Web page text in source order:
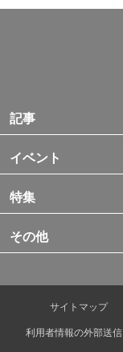
記事
イベント
特集
その他
サイトマップ
利用者情報の外部送信